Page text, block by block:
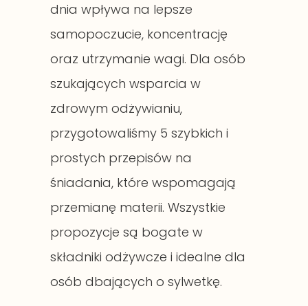
dnia wpływa na lepsze
samopoczucie, koncentrację
oraz utrzymanie wagi. Dla osób
szukających wsparcia w
zdrowym odżywianiu,
przygotowaliśmy 5 szybkich i
prostych przepisów na
śniadania, które wspomagają
przemianę materii. Wszystkie
propozycje są bogate w
składniki odżywcze i idealne dla
osób dbających o sylwetkę.